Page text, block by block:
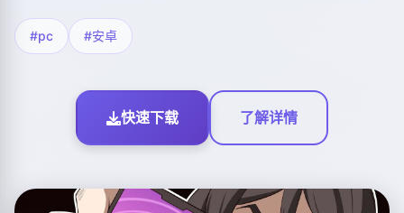
#pc #安卓
快速下载 了解详情